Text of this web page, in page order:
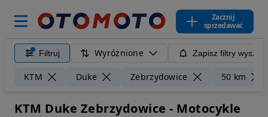
Zacznij
sprzedawać
Filtruj Wyróżnione Zapisz filtry
KTM Duke Zebrzydowice 50 km
KTM Duke Zebrzydowice - Motocykle